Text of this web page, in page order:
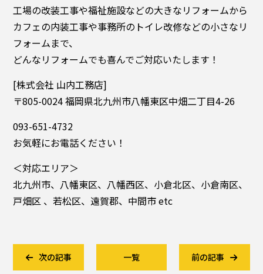
工場の改装工事や福祉施設などの大きなリフォームから
カフェの内装工事や事務所のトイレ改修などの小さなリ
フォームまで、
どんなリフォームでも喜んでご対応いたします！
[株式会社 山内工務店]
〒805-0024 福岡県北九州市八幡東区中畑二丁目4-26
093-651-4732
お気軽にお電話ください！
＜対応エリア＞
北九州市、八幡東区、八幡西区、小倉北区、小倉南区、
戸畑区 、若松区、遠賀郡、中間市 etc
次の記事 一覧 前の記事